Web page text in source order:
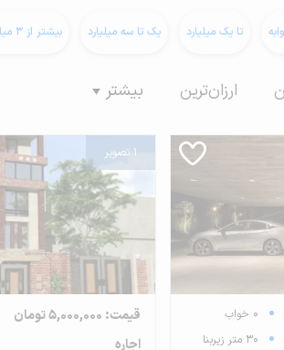
تا یک میلیارد یک تا سه میلیارد بیشتر از 3 میلیارد
ارزان‌ترین بیشتر
0 خواب
30 متر زیربنا
1 تصویر
قیمت: 5,000,000 تومان
اجاره